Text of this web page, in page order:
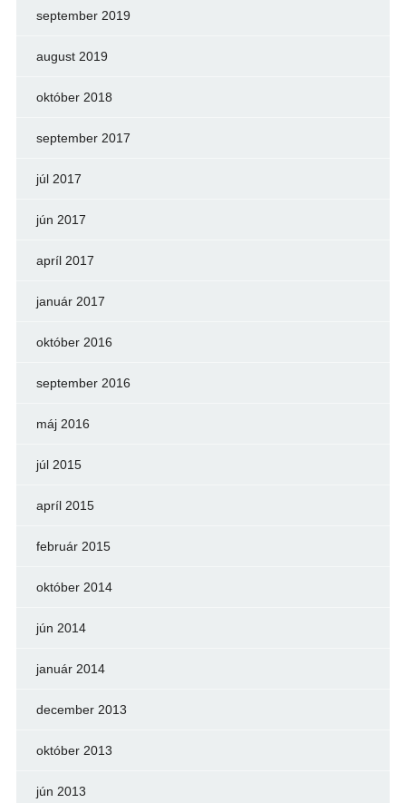
september 2019
august 2019
október 2018
september 2017
júl 2017
jún 2017
apríl 2017
január 2017
október 2016
september 2016
máj 2016
júl 2015
apríl 2015
február 2015
október 2014
jún 2014
január 2014
december 2013
október 2013
jún 2013